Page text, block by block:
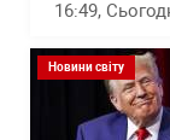
16:49,
Новини світу